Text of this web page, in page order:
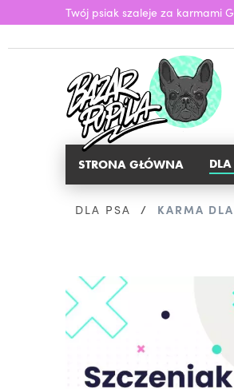
Twój psiak szaleje za karmami
STRONA GŁÓWNA
DLA PSA KARMA